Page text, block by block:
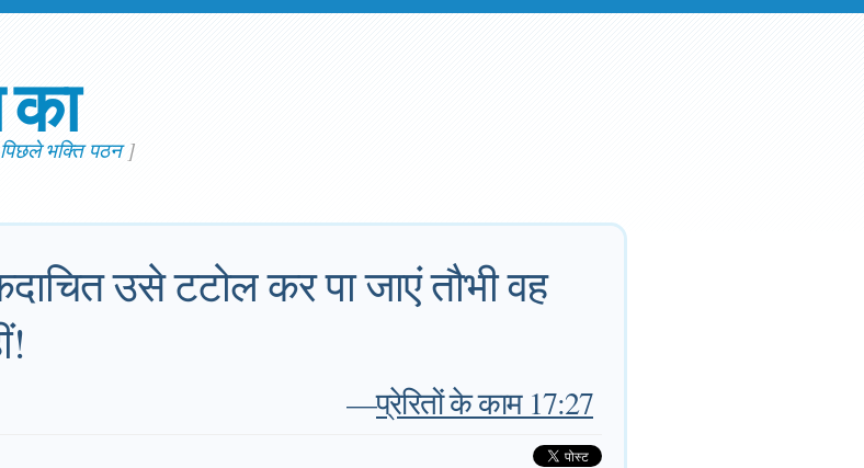
पिछले भक्ति पठन]
उसे टटोल कर पा जाएं तौभी वह
—प्रेरितों के काम 17:27